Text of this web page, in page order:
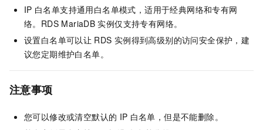
IP 白名单支持通用白名单模式，适用于经典网络和专有网
络。RDS MariaDB 实例仅支持专有网络。
设置白名单可以让 RDS 实例得到高级别的访问安全保护，建
议您定期维护白名单。
注意事项
您可以修改或清空默认的 IP 白名单，但是不能删除。